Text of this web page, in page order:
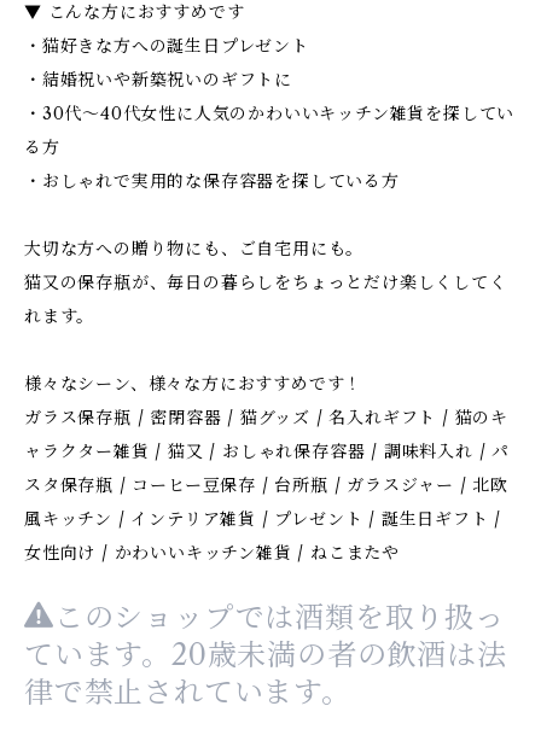
▼ こんな方におすすめです
・猫好きな方への誕生日プレゼント
・結婚祝いや新築祝いのギフトに
・30代～40代女性に人気のかわいいキッチン雑貨を探してい
る方
・おしゃれで実用的な保存容器を探している方
大切な方への贈り物にも、ご自宅用にも。
猫又の保存瓶が、毎日の暮らしをちょっとだけ楽しくしてく
れます。
様々なシーン、様々な方におすすめです！
ガラス保存瓶 / 密閉容器 / 猫グッズ / 名入れギフト / 猫のキ
ャラクター雑貨 / 猫又 / おしゃれ保存容器 / 調味料入れ / パ
スタ保存瓶 / コーヒー豆保存 / 台所瓶 / ガラスジャー / 北欧
風キッチン / インテリア雑貨 / プレゼント / 誕生日ギフト /
女性向け / かわいいキッチン雑貨 / ねこまたや
このショップでは酒類を取り扱っ
ています。20歳未満の者の飲酒は法
律で禁止されています。